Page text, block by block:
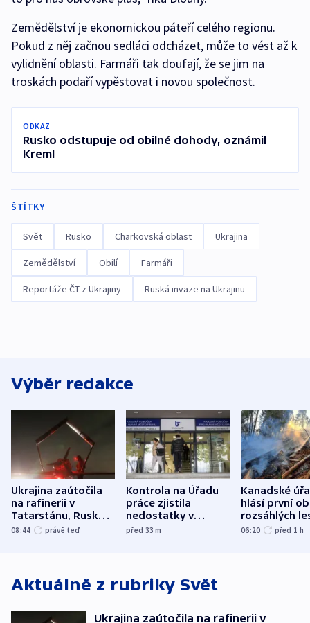
Zemědělství je ekonomickou páteří celého regionu.
Pokud z něj začnou sedláci odcházet, může to vést až k
vylidnění oblasti. Farmáři tak doufají, že se jim na
troskách podaří vypěstovat i novou společnost.
ODKAZ
Rusko odstupuje od obilné dohody, oznámil
Kreml
ŠTÍTKY
Svět Rusko Charkovská oblast Ukrajina
Zemědělství Obilí Farmáři
Reportáže ČT z Ukrajiny Ruská invaze na Ukrajinu
Výběr redakce
Ukrajina zaútočila
na rafinerii v
Tatarstánu, Rusko
udeřilo na Sumy a
08:44 právě teď
Kontrola na Úřadu
práce zjistila
nedostatky v
účetnictví za 5,6
před 33m
Kanadské
hlásí první
rozsáhlých
požárů
06:20 před 1 h
Aktuálně z rubriky Svět
Ukrajina zaútočila na rafinerii v